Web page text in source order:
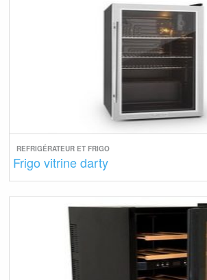
REFRIGÉRATEUR ET FRIGO
Frigo vitrine darty